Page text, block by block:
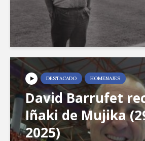
DESTACADO HOMENAJES
David Barrufet
Iñaki de Mujika
2025)